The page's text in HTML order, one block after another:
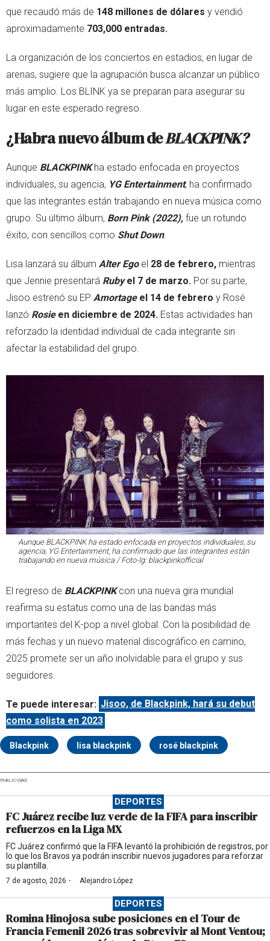
que recaudó más de 148 millones de dólares y vendió
aproximadamente 703,000 entradas.
La organización de los conciertos en estadios, en lugar de
arenas, sugiere que la agrupación busca alcanzar un público
más amplio. Los BLINK ya se preparan para asegurar su
lugar en este esperado regreso.
¿Habra nuevo álbum deBLACKPINK?
Aunque BLACKPINKha estado enfocada en proyectos
individuales, su agencia, YG Entertainment, ha confirmado
que las integrantes están trabajando en nueva música como
grupo. Su último álbum, Born Pink (2022), fue un rotundo
éxito, con sencillos como Shut Down.
Lisa lanzará su álbum Alter Ego el 28 de febrero, mientras
que Jennie presentará Rubyel 7 de marzo. Por su parte,
Jisoo estrenó su EP Amortageel 14 de febrero y Rosé
lanzó Rosieen diciembre de 2024. Estas actividades han
reforzado la identidad individual de cada integrante sin
afectar la estabilidad del grupo.
Aunque BLACKPINKha estado enfocada en proyectos individuales, su
agencia, YG Entertainment, ha confirmado que las integrantes están
trabajando en nueva música / Foto-Ig: blackpinkofficial
El regreso de BLACKPINKcon una nueva gira mundial
reafirma su estatus como una de las bandas más
importantes del K-pop a nivel global. Con la posibilidad de
más fechas y un nuevo material discográfico en camino,
2025 promete ser un año inolvidable para el grupo y sus
seguidores.
Te puede interesar: Jisoo, de Blackpink, hará su debut
como solista en 2023
Blackpink lisa blackpink rosé blackpink
PUBLICIDAD
DEPORTES
FC Juárez recibe luz verde de la FIFA para inscribir
refuerzos en la Liga MX
FC Juárez confirmó que la FIFA levantó la prohibición de registros, por
lo que los Bravos ya podrán inscribir nuevos jugadores para reforzar
su plantilla.
7 de agosto, 2026 · Alejandro López
DEPORTES
Romina Hinojosa sube posiciones en el Tour de
Francia Femenil 2026 tras sobrevivir al Mont Ventou;